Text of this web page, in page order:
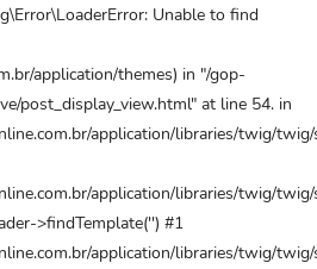
Unable to find
application/themes) in "/gop-
post_display_view.html" at line 54. in
application/libraries/twig/
application/libraries/twig/
>findTemplate('') #1
application/libraries/twig/